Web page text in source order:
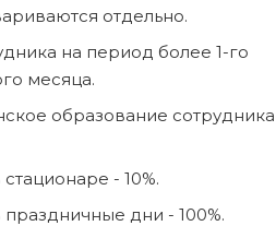
отдельно.
на период более 1-го
месяца.
образование сотрудника
- 10%.
дни - 100%.